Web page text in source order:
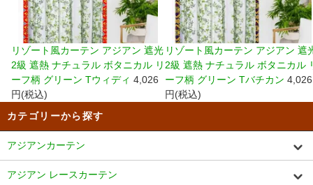
リゾート風カーテン アジアン 遮光
2級 遮熱 ナチュラル ボタニカル リ
ーフ柄 グリーン Tウィディ 4,026
円(税込)
リゾート風カーテン アジアン 遮
2級 遮熱 ナチュラル ボタニカル
ーフ柄 グリーン Tバチカン 4,026
円(税込)
カテゴリーから探す
アジアンカーテン
アジアン レースカーテン